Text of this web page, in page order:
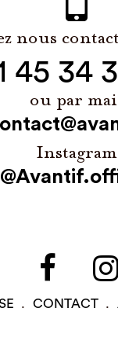
nous
45 34
ou par
Instagram
CONTACT